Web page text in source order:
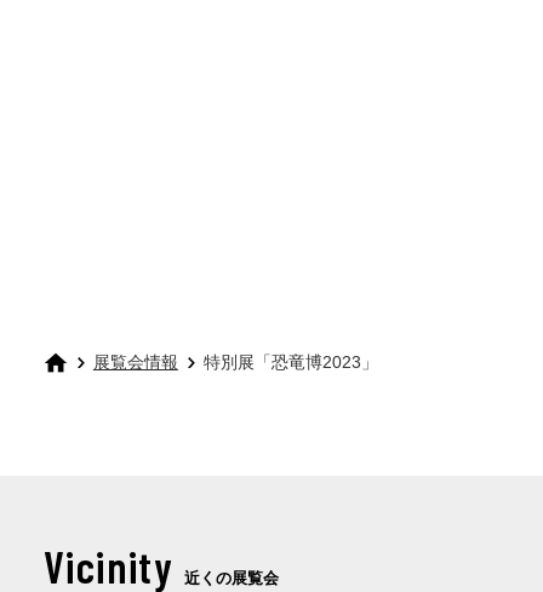
展覧会情報 特別展「恐竜博2023」
Vicinity 近くの展覧会